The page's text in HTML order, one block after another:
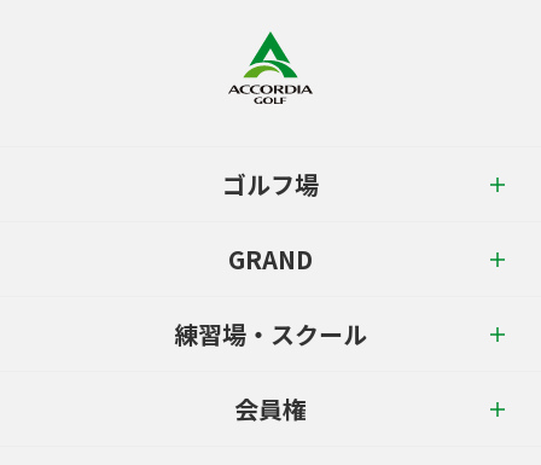
ゴルフ場
GRAND
練習場・スクール
会員権